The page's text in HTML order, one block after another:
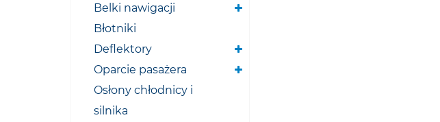
Belki nawigacji
Błotniki
Deflektory
Oparcie pasażera
Osłony chłodnicy i
silnika